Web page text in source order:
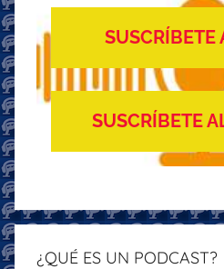
SUSCRÍBETE
SUSCRÍBETE
¿QUÉ ES UN PODCAST?